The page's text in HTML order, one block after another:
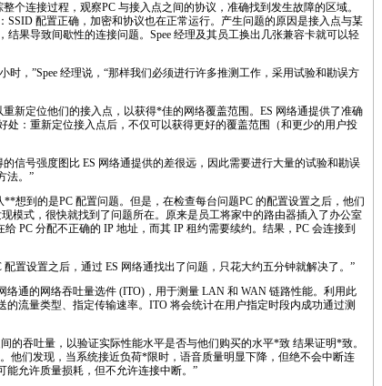
个连接过程，观察PC 与接入点之间的协议，准确找到发生故障的区域。
配置正确，加密和协议也在正常运行。产生问题的原因是接入点与某
果导致间歇性的连接问题。Spee 经理及其员工换出几张兼容卡就可以轻
，”Spee 经理说，“那样我们必须进行许多推测工作，采用试验和勘误方
重新定位他们的接入点，以获得*佳的网络覆盖范围。ES 网络通提供了准确
：重新定位接入点后，不仅可以获得更好的覆盖范围（和更少的用户投
信号强度图比 ES 网络通提供的差很远，因此需要进行大量的试验和勘误
法。”
**想到的是PC 配置问题。但是，在检查每台问题PC 的配置设置之后，他们
模式，很快就找到了问题所在。原来是员工将家中的路由器插入了办公室
PC 分配不正确的 IP 地址，而其 IP 租约需要续约。结果，PC 会连接到
配置设置之后，通过 ES 网络通找出了问题，只花大约五分钟就解决了。”
络通的网络吞吐量选件 (ITO)，用于测量 LAN 和 WAN 链路性能。利用此
流量类型、指定传输速率。ITO 将会统计在用户指定时段内成功通过测
的吞吐量，以验证实际性能水平是否与他们购买的水平*致 结果证明*致。
他们发现，当系统接近负荷*限时，语音质量明显下降，但绝不会中断连
能允许质量损耗，但不允许连接中断。”